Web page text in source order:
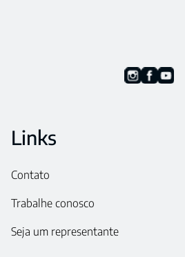
Links
Contato
Trabalhe conosco
Seja um representante